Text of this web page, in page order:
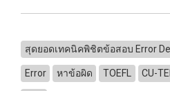
สุดยอดเทคนิคพิชิตข้อสอบ Error
Error หาข้อผิด TOEFL CU-